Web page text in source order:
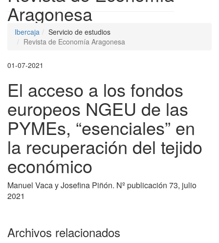
Aragonesa
Ibercaja
Servicio de estudios
Revista de Economía Aragonesa
01-07-2021
El acceso a los fondos
europeos NGEU de las
PYMEs, “esenciales” en
la recuperación del tejido
económico
Manuel Vaca y Josefina Piñón. Nº publicación 73, julio
2021
Archivos relacionados